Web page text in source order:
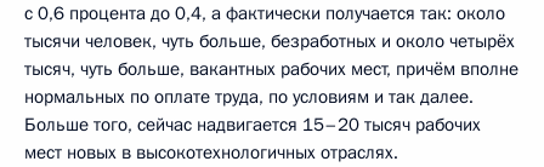
с 0,6 процента до 0,4, а фактически получается так: около
тысячи человек, чуть больше, безработных и около четырёх
тысяч, чуть больше, вакантных рабочих мест, причём вполне
нормальных по оплате труда, по условиям и так далее.
Больше того, сейчас надвигается 15–20 тысяч рабочих
мест новых в высокотехнологичных отраслях.